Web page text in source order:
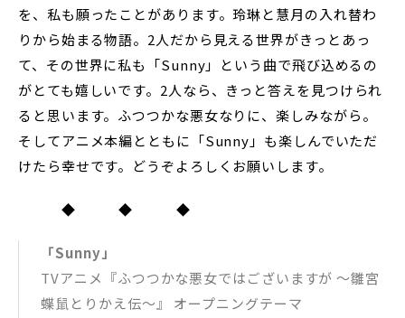
を、私も願ったことがあります。玲琳と慧月の入れ替わ
りから始まる物語。2人だから見える世界がきっとあっ
て、その世界に私も「Sunny」という曲で飛び込めるの
がとても嬉しいです。2人なら、きっと答えを見つけられ
ると思います。ふつつかな悪女なりに、楽しみながら。
そしてアニメ本編とともに「Sunny」も楽しんでいただ
けたら幸せです。どうぞよろしくお願いします。
◆ ◆ ◆
「Sunny」
TVアニメ『ふつつかな悪女ではございますが ～雛宮
蝶鼠とりかえ伝～』 オープニングテーマ